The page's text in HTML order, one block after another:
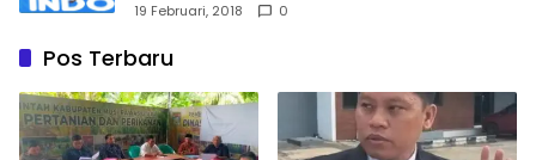
19 Februari, 2018 0
Pos Terbaru